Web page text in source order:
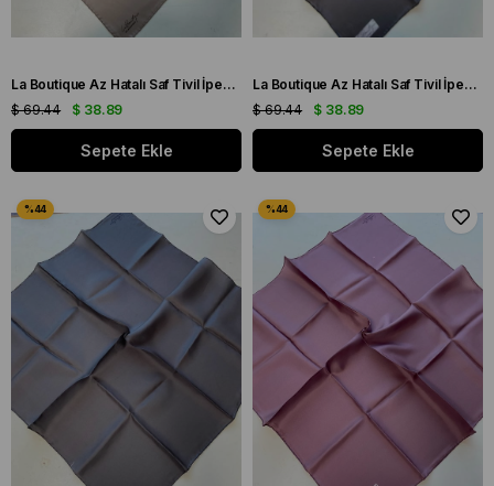
La Boutique Az Hatalı Saf Tivil İpek Eşarp Açık Vizon Düz Renk
$ 38.89
$ 69.44
Sepete Ekle
La Boutique Az Hatalı Saf Tivil İpek Eşarp Koyu Gri Düz Renk
$ 38.89
$ 69.44
Sepete Ekle